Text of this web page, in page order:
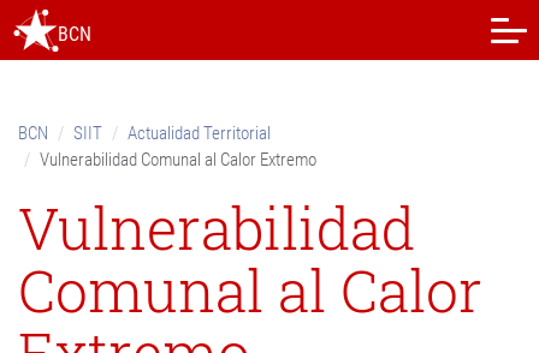
content.
navigation
BCN
BCN SIIT
Actualidad Territorial
Vulnerabilidad Comunal al Calor Extremo
Vulnerabilidad
Comunal al Calor